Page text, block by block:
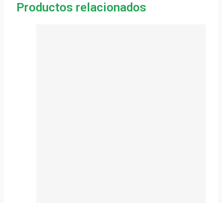
Productos relacionados